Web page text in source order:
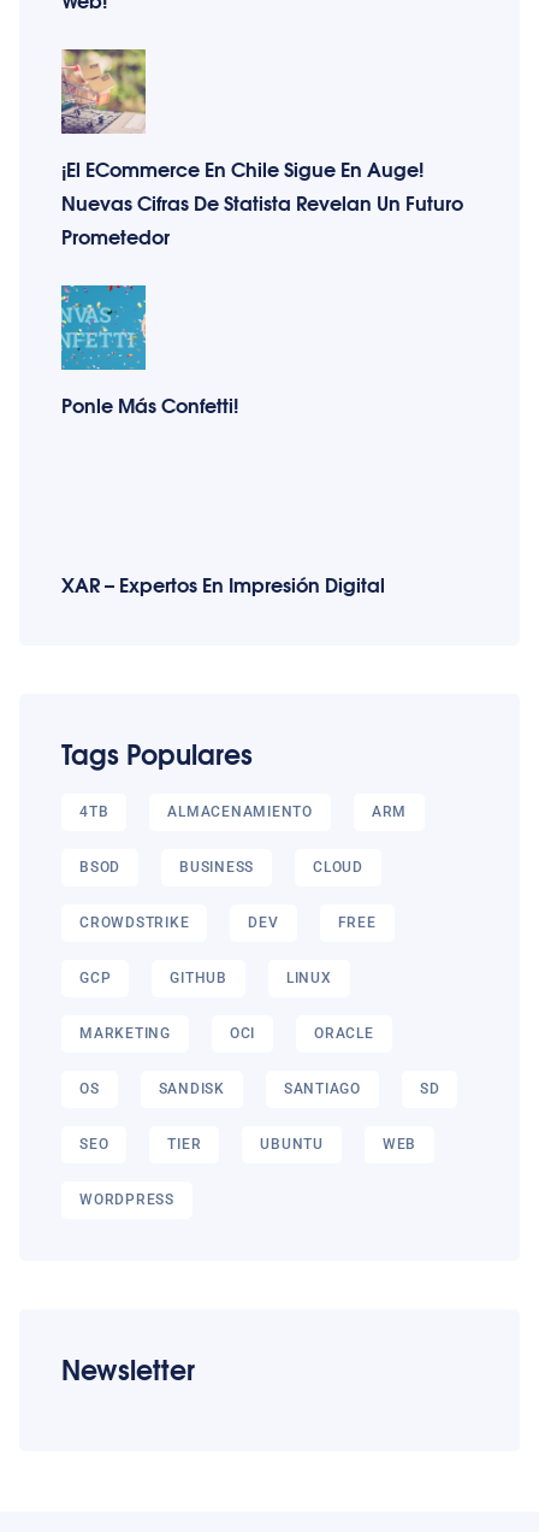
¡El ECommerce En Chile Sigue En Auge!
Nuevas Cifras De Statista Revelan Un Futuro
Prometedor
Ponle Más Confetti!
XAR – Expertos En Impresión Digital
Tags Populares
4TB ALMACENAMIENTO ARM
BSOD BUSINESS CLOUD
CROWDSTRIKE DEV FREE
GCP GITHUB LINUX
MARKETING OCI ORACLE
OS SANDISK SANTIAGO SD
SEO TIER UBUNTU WEB
WORDPRESS
Newsletter